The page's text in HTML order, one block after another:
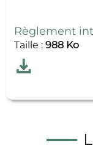
Règlement
Taille : 988 Ko
Télécharger